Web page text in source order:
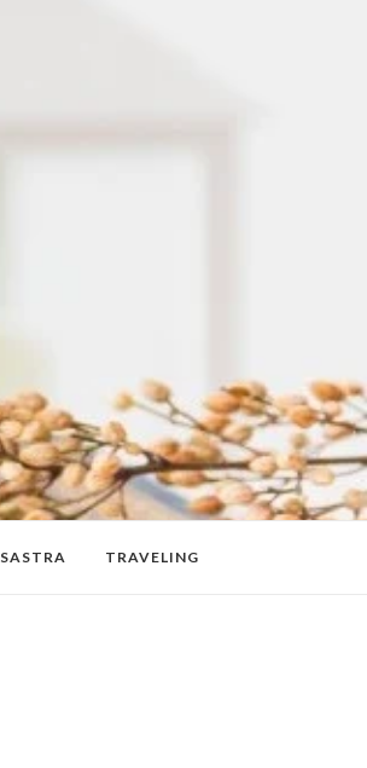
SASTRA TRAVELING